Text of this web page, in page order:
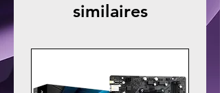
similaires